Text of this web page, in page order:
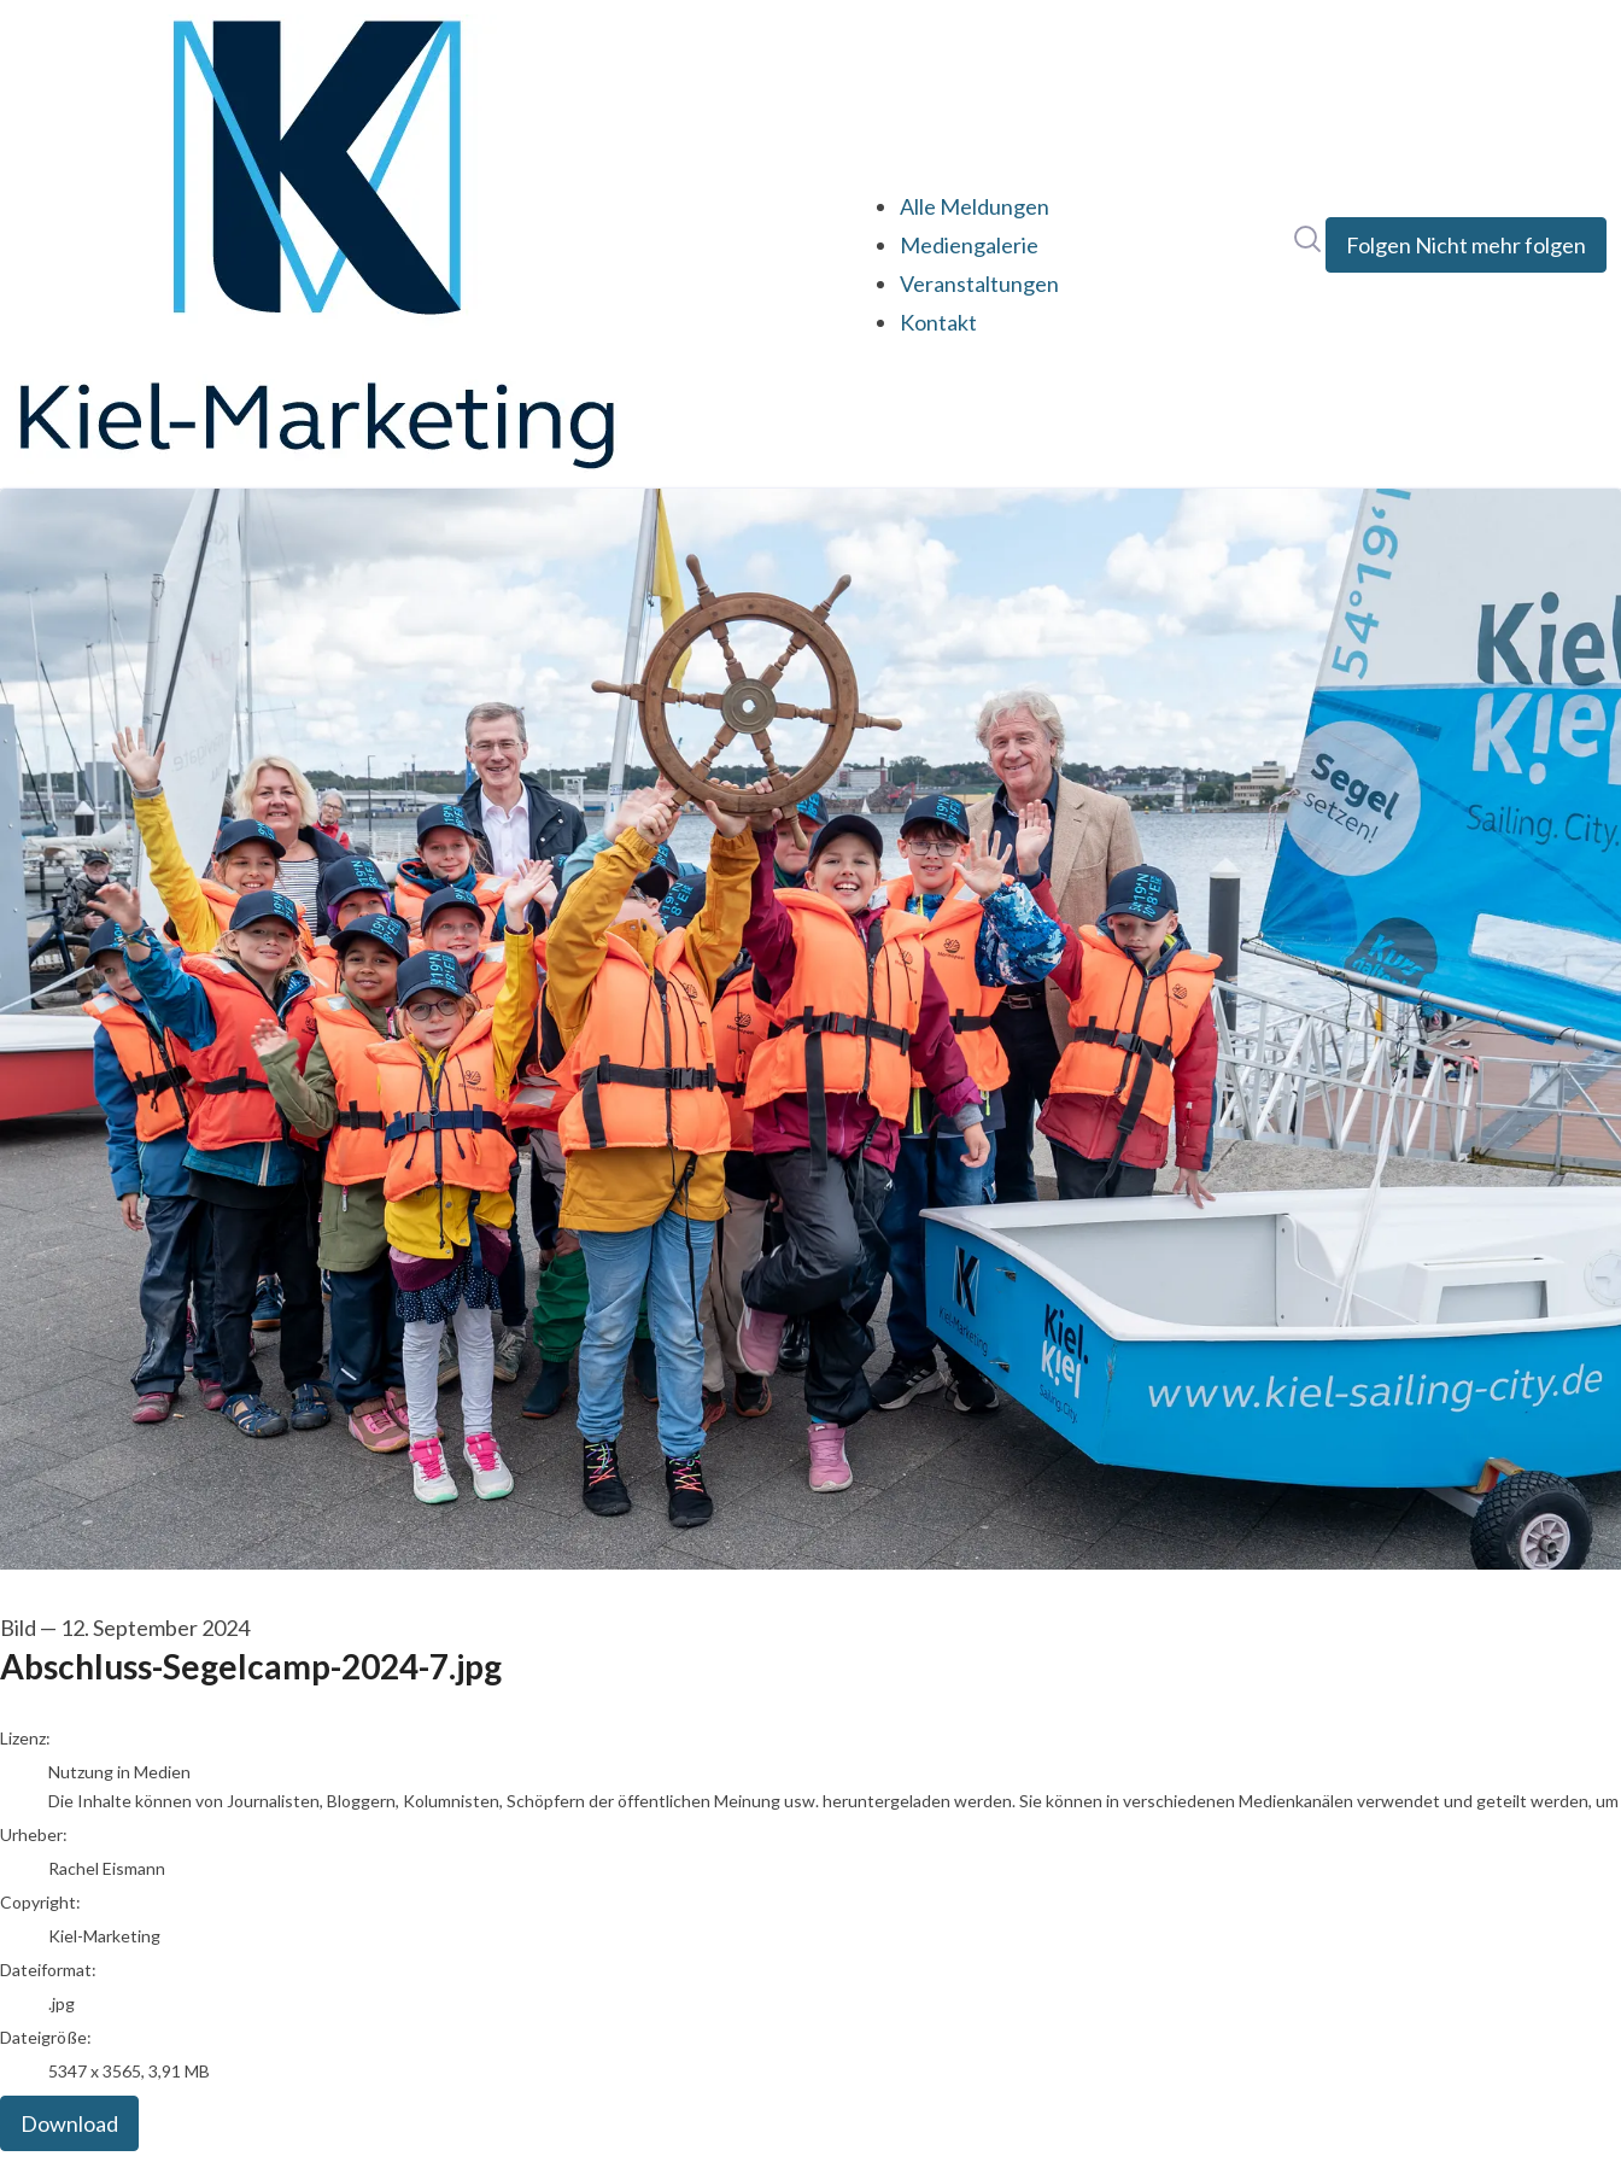
Alle Meldungen
Mediengalerie
Veranstaltungen
Kontakt
Folgen Nicht mehr folgen
Bild — 12. September 2024
Abschluss-Segelcamp-2024-7.jpg
Rachel Eismann
Lizenz:
Nutzung in Medien
Die Inhalte können von Journalisten, Bloggern, Kolumnisten, Schöpfern der öffentlichen Meinung usw. heruntergeladen werden. Sie können in verschiedenen Medienkanälen verwendet und geteilt
Urheber:
Rachel Eismann
Copyright:
Kiel-Marketing
Dateiformat:
.jpg
Dateigröße:
5347 x 3565, 3,91 MB
Download